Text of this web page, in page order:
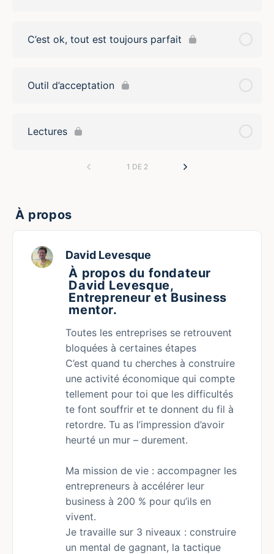
C’est ok, tout est toujours parfait
Outil d’acceptation
Lectures
1 DE 2
À propos
David Levesque
À propos du fondateur
David Levesque,
Entrepreneur et Business
mentor.
Toutes les entreprises se retrouvent
bloquées à certaines étapes
C’est quand tu cherches à construire
une activité économique qui compte
tellement pour toi que les difficultés
te font souffrir et te donnent du fil à
retordre. Tu as l’impression d’avoir
heurté un mur – durement.
Ma mission de vie : accompagner les
entrepreneurs à accélérer leur
business à 200 % pour qu’ils en
vivent.
Je travaille sur 3 niveaux : construire
un mental de gagnant, la tactique